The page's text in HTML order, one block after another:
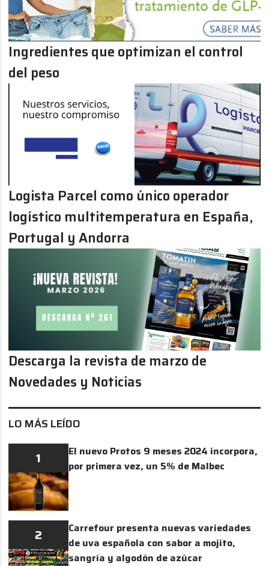
LO MÁS LEÍDO
1
El nuevo Protos 9 meses 2024 incorpora,
por primera vez, un 5% de Malbec
2
Carrefour presenta nuevas variedades
de uva española con sabor a mojito,
sangría y algodón de azúcar
Ingredientes que optimizan el control
del peso
Logista Parcel como único operador
logístico multitemperatura en España,
Portugal y Andorra
Descarga la revista de marzo de
Novedades y Noticias